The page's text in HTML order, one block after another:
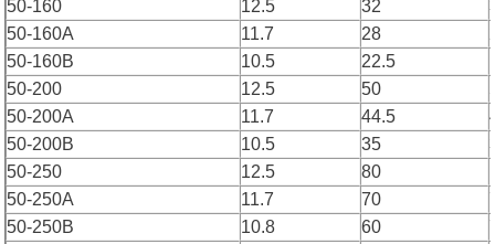
50-160
12.5 32
50-160A
11.7 28
50-160B
10.5 22.5
50-200
12.5 50
50-200A
11.7 44.5
50-200B
10.5 35
50-250
12.5 80
50-250A
11.7 70
50-250B
10.8 60